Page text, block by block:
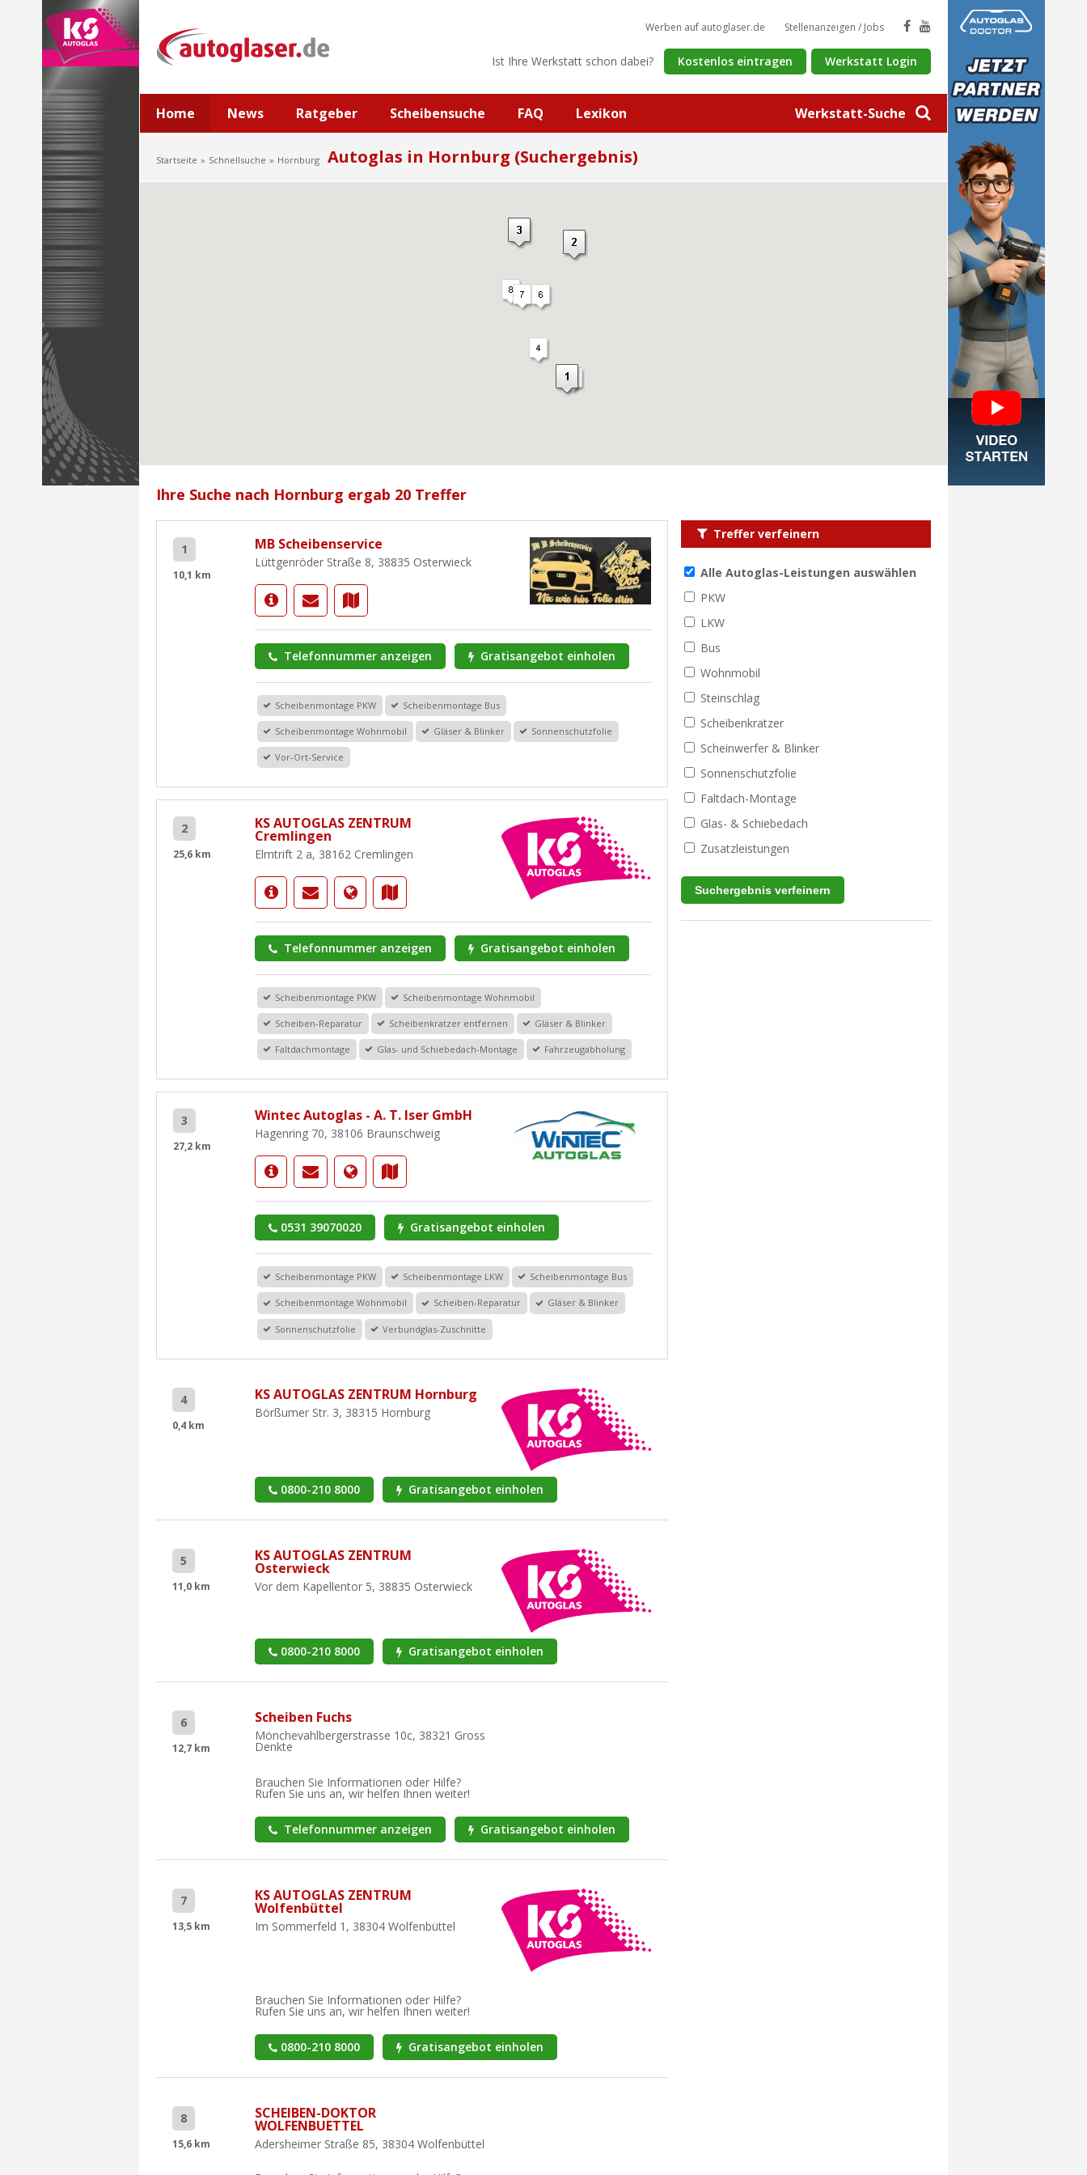
Werkstatt-Suche
Werben auf autoglaser.de Stellenanzeigen / Jobs
Ist Ihre Werkstatt schon dabei? Kostenlos eintragen Werkstatt Login
Home News Ratgeber Scheibensuche FAQ Lexikon
Startseite Schnellsuche Hornburg Autoglas in Hornburg (Suchergebnis)
Ihre Suche nach Hornburg ergab 20 Treffer
1
10,1 km
MB Scheibenservice
Lüttgenröder Straße 8, 38835 Osterwieck
Telefonnummer anzeigen Gratisangebot einholen
Scheibenmontage PKW Scheibenmontage Bus
Scheibenmontage Wohnmobil Gläser & Blinker Sonnenschutzfolie
Vor-Ort-Service
2
25,6 km
KS AUTOGLAS ZENTRUM
Cremlingen
Elmtrift 2 a, 38162 Cremlingen
Telefonnummer anzeigen Gratisangebot einholen
Scheibenmontage PKW Scheibenmontage Wohnmobil
Scheiben-Reparatur Scheibenkratzer entfernen Gläser & Blinker
Faltdachmontage Glas- und Schiebedach-Montage Fahrzeugabholung
3
27,2 km
Wintec Autoglas - A. T. Iser GmbH
Hagenring 70, 38106 Braunschweig
0531 39070020 Gratisangebot einholen
Scheibenmontage PKW Scheibenmontage LKW Scheibenmontage Bus
Scheibenmontage Wohnmobil Scheiben-Reparatur Gläser & Blinker
Sonnenschutzfolie Verbundglas-Zuschnitte
4
0,4 km
KS AUTOGLAS ZENTRUM Hornburg
Börßumer Str. 3, 38315 Hornburg
0800-210 8000 Gratisangebot einholen
5
11,0 km
KS AUTOGLAS ZENTRUM
Osterwieck
Vor dem Kapellentor 5, 38835 Osterwieck
0800-210 8000 Gratisangebot einholen
6
12,7 km
Scheiben Fuchs
Mönchevahlbergerstrasse 10c, 38321 Gross
Denkte
Brauchen Sie Informationen oder Hilfe?
Rufen Sie uns an, wir helfen Ihnen weiter!
Telefonnummer anzeigen Gratisangebot einholen
7
13,5 km
KS AUTOGLAS ZENTRUM
Wolfenbüttel
Im Sommerfeld 1, 38304 Wolfenbüttel
Brauchen Sie Informationen oder Hilfe?
Rufen Sie uns an, wir helfen Ihnen weiter!
0800-210 8000 Gratisangebot einholen
8
15,6 km
SCHEIBEN-DOKTOR
WOLFENBUETTEL
Adersheimer Straße 85, 38304 Wolfenbüttel
Treffer verfeinern
Alle Autoglas-Leistungen auswählen
PKW
LKW
Bus
Wohnmobil
Steinschlag
Scheibenkratzer
Scheinwerfer & Blinker
Sonnenschutzfolie
Faltdach-Montage
Glas- & Schiebedach
Zusatzleistungen